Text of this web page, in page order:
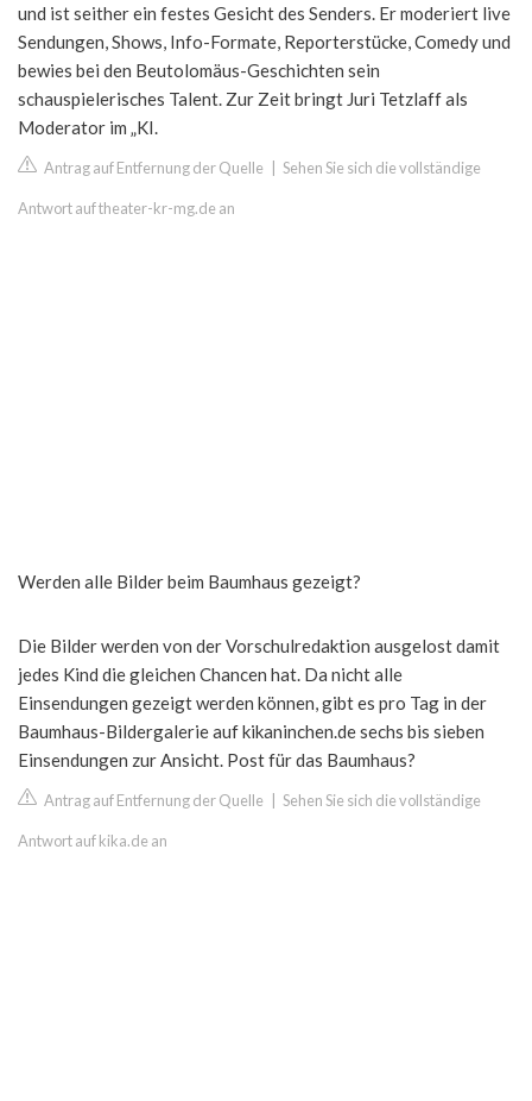
und ist seither ein festes Gesicht des Senders. Er moderiert live
Sendungen, Shows, Info-Formate, Reporterstücke, Comedy und
bewies bei den Beutolomäus-Geschichten sein
schauspielerisches Talent. Zur Zeit bringt Juri Tetzlaff als
Moderator im „KI.
Antrag auf Entfernung der Quelle Sehen Sie sich die vollständige
Antwort auf theater-kr-mg.de an
Werden alle Bilder beim Baumhaus gezeigt?
Die Bilder werden von der Vorschulredaktion ausgelost damit
jedes Kind die gleichen Chancen hat. Da nicht alle
Einsendungen gezeigt werden können, gibt es pro Tag in der
Baumhaus-Bildergalerie auf kikaninchen.de sechs bis sieben
Einsendungen zur Ansicht. Post für das Baumhaus?
Antrag auf Entfernung der Quelle Sehen Sie sich die vollständige
Antwort auf kika.de an